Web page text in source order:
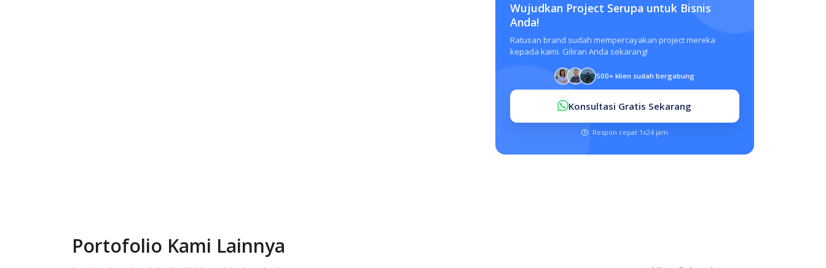
Wujudkan Project Serupa untuk Bisnis
Anda!
Ratusan brand sudah mempercayakan project mereka
kepada kami. Giliran Anda sekarang!
500+ klien sudah bergabung
Konsultasi Gratis Sekarang
Respon cepat 1x24 jam